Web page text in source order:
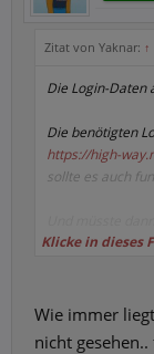
Zitat von Yaknar: ↑
Die Login-Daten
Die benötigten
https://high-
sollte es auch
https://high-
Klicke in dieses
Wie immer
nicht